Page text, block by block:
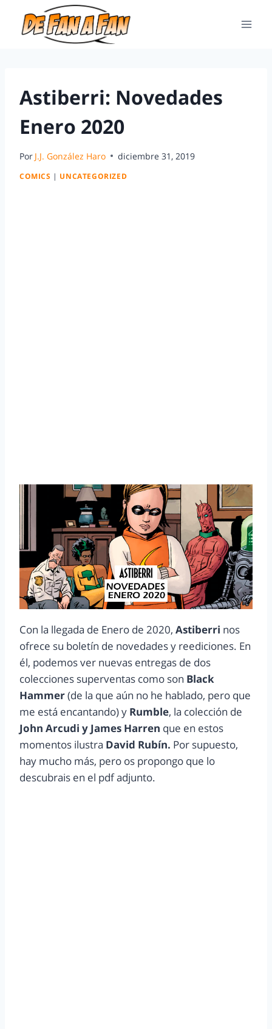
Astiberri: Novedades
Enero 2020
Por J.J. González Haro diciembre 31, 2019
COMICS | UNCATEGORIZED
Con la llegada de Enero de 2020, Astiberri nos
ofrece su boletín de novedades y reediciones. En
él, podemos ver nuevas entregas de dos
colecciones superventas como son Black
Hammer(de la que aún no he hablado, pero que
me está encantando) y Rumble, la colección de
John Arcudi y James Harren que en estos
momentos ilustra David Rubín. Por supuesto,
hay mucho más, pero os propongo que lo
descubrais en el pdf adjunto.